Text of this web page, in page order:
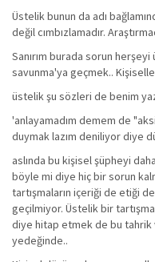
Üstelik bunun da adı
değil cımbızlamadır.
Sanırım burada sorun
savunma'ya geçmek..
üstelik şu sözleri de benim
'anlayamadım demem de
duymak lazım deniliyor diye
aslında bu kişisel şüpheyi
böyle mi diye hiç bir sorun
tartışmaların içeriği de etiği
geçilmiyor. Üstelik bir tartışma
diye hitap etmek de bu
yedeğinde..